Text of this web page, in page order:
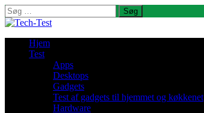
Søg
efter:
Hjem
Test
Apps
Desktops
Gadgets
Test af gadgets til hjemmet og køkkenet
Hardware